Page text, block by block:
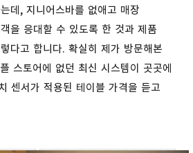
데, 지니어스바를 없애고 매장
을 응대할 수 있도록 한 것과 제품
다고 합니다. 확실히 제가 방문해본
스토어에 없던 최신 시스템이 곳곳에
센서가 적용된 테이블 가격을 듣고